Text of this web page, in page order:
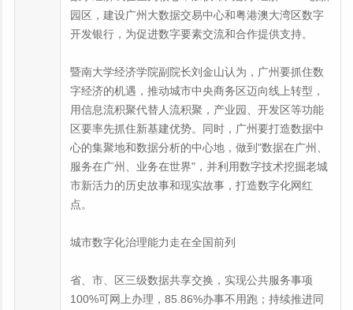
园区，建设广州大数据交易中心和粤港澳大湾区数字
开发银行，为促进数字要素交流和合作提供支持。
暨南大学经济学院副院长刘金山认为，广州要抓住数
字经济的机遇，推动城市中央商务区迈向线上转型，
用信息流积聚代替人流积聚，产业园、开发区等功能
区要率先抓住新基建优势。同时，广州要打造数据中
心的集聚地和数据分析的中心地，做到"数据在广州、
服务在广州、业务在世界"，并利用数字技术挖掘老城
市新活力的历史故事和现实故事，打造数字化网红
点。
城市数字化治理能力走在全国前列
省、市、区三级数据共享交换，实现公共服务事项
100%可网上办理，85.86%办事不用跑；持续推进同